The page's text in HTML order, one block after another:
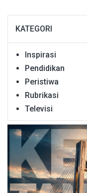
KATEGORI
Inspirasi
Pendidikan
Peristiwa
Rubrikasi
Televisi